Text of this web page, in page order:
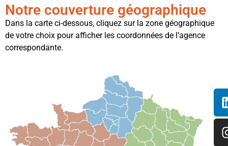
Notre couverture géographique
Dans la carte ci-dessous, cliquez sur la zone géographique
de votre choix pour afficher les coordonnées de l’agence
correspondante.